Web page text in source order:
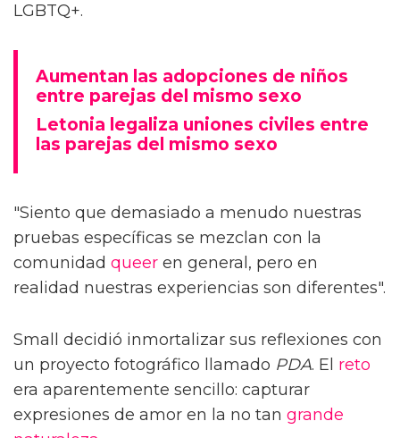
LGBTQ+.
Aumentan las adopciones de niños
entre parejas del mismo sexo
Letonia legaliza uniones civiles entre
las parejas del mismo sexo
"Siento que demasiado a menudo nuestras
pruebas específicas se mezclan con la
comunidad queer en general, pero en
realidad nuestras experiencias son diferentes".
Small decidió inmortalizar sus reflexiones con
un proyecto fotográfico llamado PDA. El reto
era aparentemente sencillo: capturar
expresiones de amor en la no tan grande